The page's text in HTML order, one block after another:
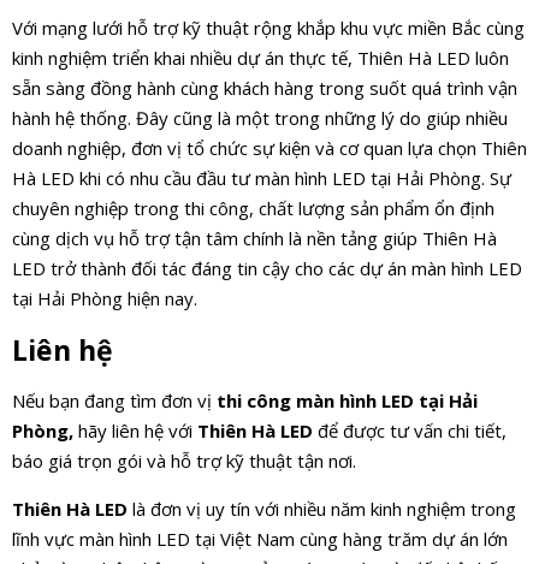
Với mạng lưới hỗ trợ kỹ thuật rộng khắp khu vực miền Bắc cùng
kinh nghiệm triển khai nhiều dự án thực tế, Thiên Hà LED luôn
sẵn sàng đồng hành cùng khách hàng trong suốt quá trình vận
hành hệ thống. Đây cũng là một trong những lý do giúp nhiều
doanh nghiệp, đơn vị tổ chức sự kiện và cơ quan lựa chọn Thiên
Hà LED khi có nhu cầu đầu tư màn hình LED tại Hải Phòng. Sự
chuyên nghiệp trong thi công, chất lượng sản phẩm ổn định
cùng dịch vụ hỗ trợ tận tâm chính là nền tảng giúp Thiên Hà
LED trở thành đối tác đáng tin cậy cho các dự án màn hình LED
tại Hải Phòng hiện nay.
Liên hệ
Nếu bạn đang tìm đơn vị thi công màn hình LED tại Hải
Phòng, hãy liên hệ với Thiên Hà LED để được tư vấn chi tiết,
báo giá trọn gói và hỗ trợ kỹ thuật tận nơi.
Thiên Hà LED là đơn vị uy tín với nhiều năm kinh nghiệm trong
lĩnh vực màn hình LED tại Việt Nam cùng hàng trăm dự án lớn